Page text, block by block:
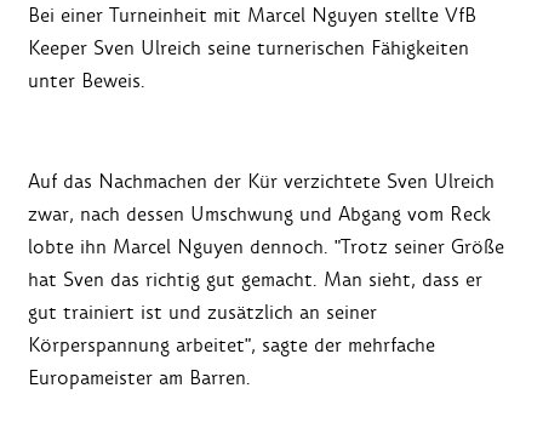
Bei einer Turneinheit mit Marcel Nguyen stellte VfB
Keeper Sven Ulreich seine turnerischen Fähigkeiten
unter Beweis.
Auf das Nachmachen der Kür verzichtete Sven Ulreich
zwar, nach dessen Umschwung und Abgang vom Reck
lobte ihn Marcel Nguyen dennoch. "Trotz seiner Größe
hat Sven das richtig gut gemacht. Man sieht, dass er
gut trainiert ist und zusätzlich an seiner
Körperspannung arbeitet", sagte der mehrfache
Europameister am Barren.